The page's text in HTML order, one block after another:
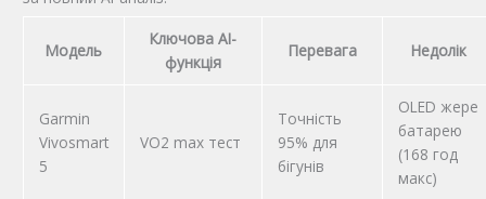
Модель
Ключова AI-
функція
Перевага Недолік
Garmin
Vivosmart
5
VO2 max тест
Точність
95% для
бігунів
OLED жере
батарею
(168 год
макс)